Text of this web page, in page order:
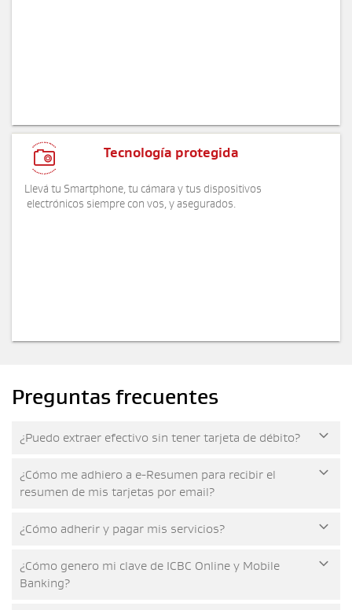
 Tecnología protegida
Llevá tu Smartphone, tu cámara y tus dispositivos
electrónicos siempre con vos, y asegurados.
Preguntas frecuentes
¿Puedo extraer efectivo sin tener tarjeta de débito?
¿Cómo me adhiero a e-Resumen para recibir el
resumen de mis tarjetas por email?
¿Cómo adherir y pagar mis servicios?
¿Cómo genero mi clave de ICBC Online y Mobile
Banking?